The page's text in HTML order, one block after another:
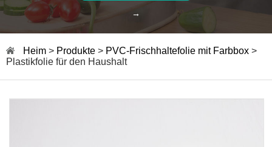
→
Heim > Produkte > PVC-Frischhaltefolie mit Farbbox >
Plastikfolie für den Haushalt